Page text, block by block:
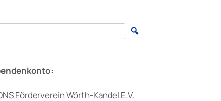
for:
Förderverein Wörth-Kandel E.V.